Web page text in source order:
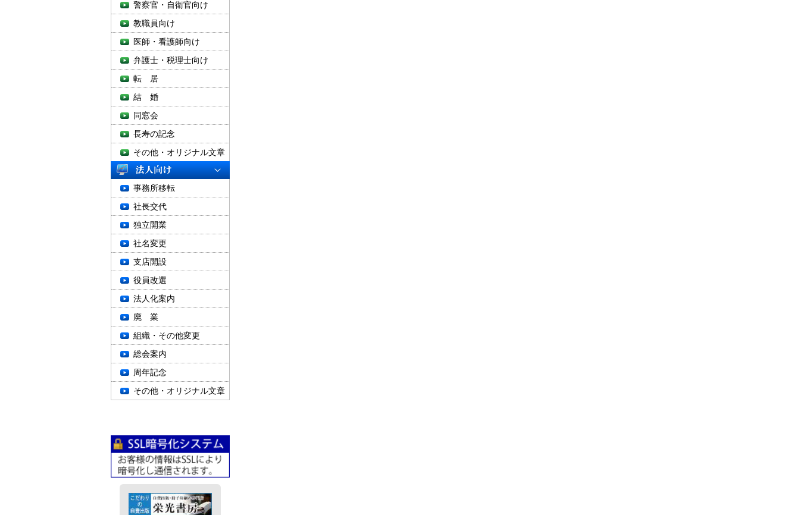
警察官・自衛官向け
教職員向け
医師・看護師向け
弁護士・税理士向け
転 居
結 婚
同窓会
長寿の記念
その他・オリジナル文章
事務所移転
社長交代
独立開業
社名変更
支店開設
役員改選
法人化案内
廃 業
組織・その他変更
総会案内
周年記念
その他・オリジナル文章